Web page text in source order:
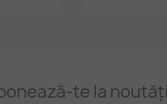
te la noutăți